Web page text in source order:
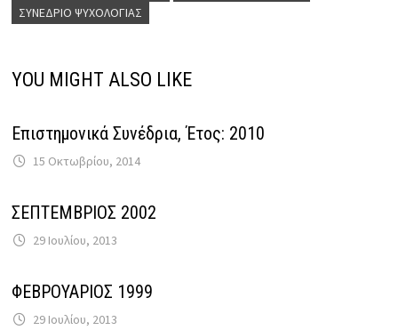
ΣΥΝΈΔΡΙΟ ΨΥΧΟΛΟΓΊΑΣ
YOU MIGHT ALSO LIKE
Επιστημονικά Συνέδρια, Έτος: 2010
15 Οκτωβρίου, 2014
ΣΕΠΤΕΜΒΡΙΟΣ 2002
29 Ιουλίου, 2013
ΦΕΒΡΟΥΑΡΙΟΣ 1999
29 Ιουλίου, 2013